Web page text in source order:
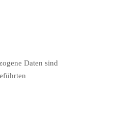
Daten sind